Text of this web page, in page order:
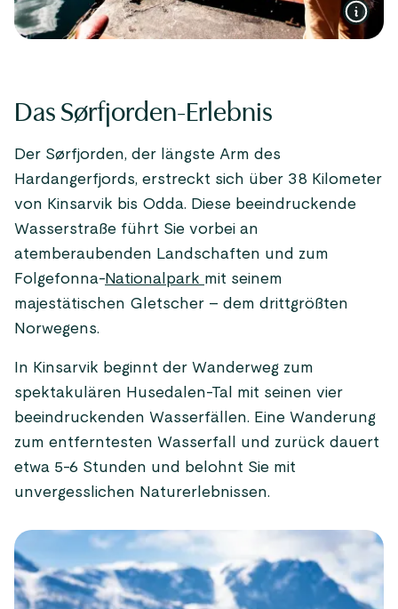
Das Sørfjorden-Erlebnis
Der Sørfjorden, der längste Arm des
Hardangerfjords, erstreckt sich über 38 Kilometer
von Kinsarvik bis Odda. Diese beeindruckende
Wasserstraße führt Sie vorbei an
atemberaubenden Landschaften und zum
Folgefonna-Nationalpark mit seinem
majestätischen Gletscher – dem drittgrößten
Norwegens.
In Kinsarvik beginnt der Wanderweg zum
spektakulären Husedalen-Tal mit seinen vier
beeindruckenden Wasserfällen. Eine Wanderung
zum entferntesten Wasserfall und zurück dauert
etwa 5-6 Stunden und belohnt Sie mit
unvergesslichen Naturerlebnissen.